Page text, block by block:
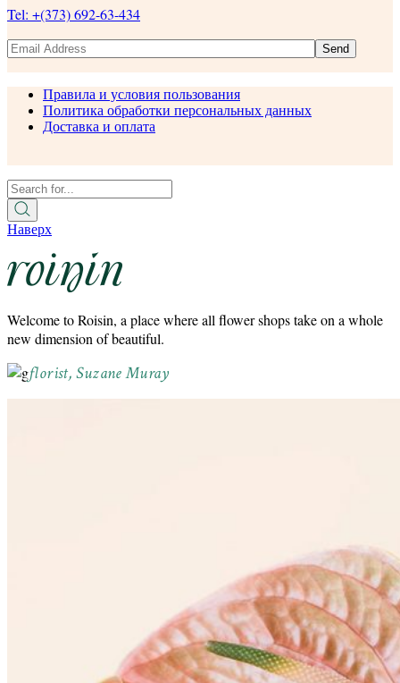
Tel: +(373) 692-63-434
Send
Правила и условия пользования
Политика обработки персональных данных
Доставка и оплата
Наверх
Welcome to Roisin, a place where all flower shops take on a whole
new dimension of beautiful.
florist, Suzane Muray